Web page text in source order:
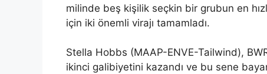
milinde beş kişilik seçkin bir grubun en
için iki önemli virajı tamamladı.
Stella Hobbs (MAAP-ENVE-Tailwind),
ikinci galibiyetini kazandı ve bu sene